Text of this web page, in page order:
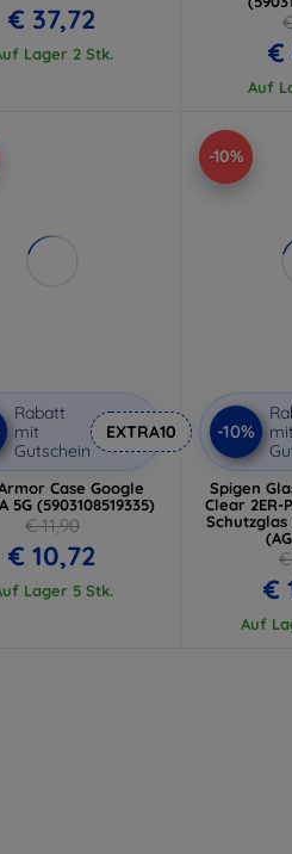
€ 37,72
Lager 2 Stk. €
Auf
Rabatt
mit
Gutschein
EXTRA10
Case Google
5G (5903108519335)
€ 11,90
€ 10,72
Lager 5 Stk.
-10%
-10%
mit
Spigen
Clear 2ER-
Schutzglas
€
€
Auf